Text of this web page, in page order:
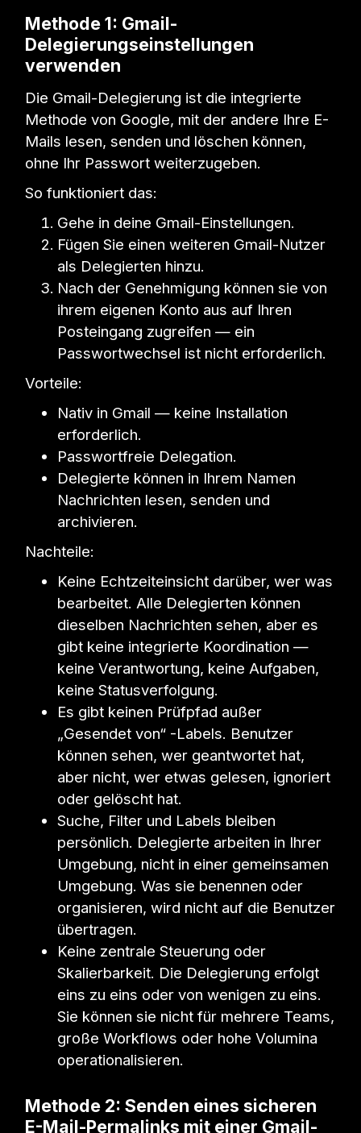
Methode 1: Gmail-
Delegierungseinstellungen
verwenden
Die Gmail-Delegierung ist die integrierte
Methode von Google, mit der andere Ihre E-
Mails lesen, senden und löschen können,
ohne Ihr Passwort weiterzugeben.
So funktioniert das:
Gehe in deine Gmail-Einstellungen.
Fügen Sie einen weiteren Gmail-Nutzer
als Delegierten hinzu.
Nach der Genehmigung können sie von
ihrem eigenen Konto aus auf Ihren
Posteingang zugreifen — ein
Passwortwechsel ist nicht erforderlich.
Vorteile:
Nativ in Gmail — keine Installation
erforderlich.
Passwortfreie Delegation.
Delegierte können in Ihrem Namen
Nachrichten lesen, senden und
archivieren.
Nachteile:
Keine Echtzeiteinsicht darüber, wer was
bearbeitet. Alle Delegierten können
dieselben Nachrichten sehen, aber es
gibt keine integrierte Koordination —
keine Verantwortung, keine Aufgaben,
keine Statusverfolgung.
Es gibt keinen Prüfpfad außer
„Gesendet von“ -Labels. Benutzer
können sehen, wer geantwortet hat,
aber nicht, wer etwas gelesen, ignoriert
oder gelöscht hat.
Suche, Filter und Labels bleiben
persönlich. Delegierte arbeiten in Ihrer
Umgebung, nicht in einer gemeinsamen
Umgebung. Was sie benennen oder
organisieren, wird nicht auf die Benutzer
übertragen.
Keine zentrale Steuerung oder
Skalierbarkeit. Die Delegierung erfolgt
eins zu eins oder von wenigen zu eins.
Sie können sie nicht für mehrere Teams,
große Workflows oder hohe Volumina
operationalisieren.
Methode 2: Senden eines sicheren
E-Mail-Permalinks mit einer Gmail-